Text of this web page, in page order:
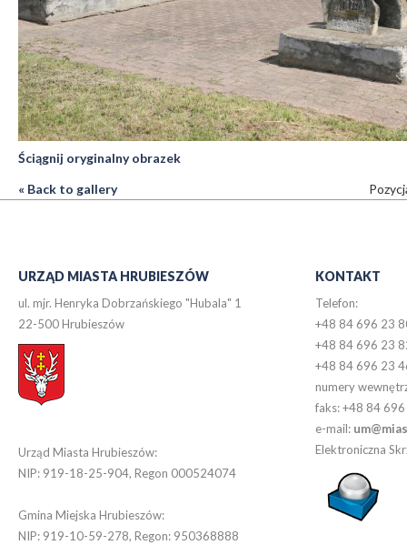
Ściągnij oryginalny obrazek
« Back to gallery
URZĄD MIASTA HRUBIESZÓW
ul. mjr. Henryka Dobrzańskiego "Hubala" 1
22-500 Hrubieszów
Urząd Miasta Hrubieszów:
NIP: 919-18-25-904, Regon 000524074
Gmina Miejska Hrubieszów:
NIP: 919-10-59-278, Regon: 950368888
KONTAKT
Telefon:
+48 84 696 23
+48 84 696 23
+48 84 696 23
numery
faks: +48 84
e-mail:
Elektroniczna